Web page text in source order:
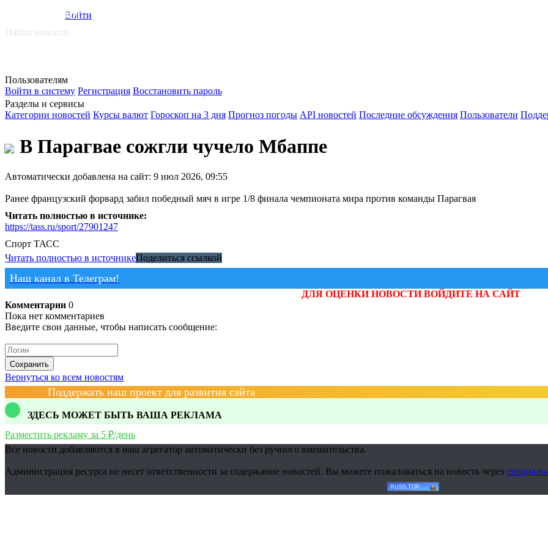
smi.mobi
Войти
Найти новости
Пользователям
Войти в систему Регистрация Восстановить пароль
Разделы и сервисы
Категории новостей Курсы валют Гороскоп на 3 дня Прогноз погоды API новостей Последние обсуждения Пользователи
В Парагвае сожгли чучело Мбаппе
Автоматически добавлена на сайт: 9 июл 2026, 09:55
Ранее французский форвард забил победный мяч в игре 1/8 финала чемпионата мира против команды Парагвая
Читать полностью в источнике:
https://tass.ru/sport/27901247
Спорт ТАСС
Читать полностью в источникеПоделиться ссылкой
Наш канал в Телеграм!
ДЛЯ ОЦЕНКИ НОВОСТИ ВОЙДИТЕ НА САЙТ
Комментарии 0
Пока нет комментариев
Введите свои данные, чтобы написать сообщение:
Сохранить
Вернуться ко всем новостям
Поддержать наш проект для развития сайта
ЗДЕСЬ МОЖЕТ БЫТЬ ВАША РЕКЛАМА
Разместить рекламу за 5 ₽/день
Все новости добавляются в наш агрегатор автоматически без ручного вмешательства.
Администрация ресурса не несет ответственности за содержание новостей. Вы можете пожаловаться на новость через